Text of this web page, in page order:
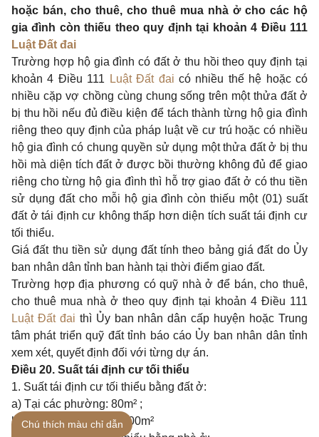
hoặc bán, cho thuê, cho thuê mua nhà ở cho các hộ
gia đình còn thiếu theo quy định tại khoản 4 Điều 111
Luật Đất đai
Trường hợp hộ gia đình có đất ở thu hồi theo quy định tại
khoản 4 Điều 111
Luật Đất đai có nhiều thế hệ hoặc có
nhiều cặp vợ chồng cùng chung sống trên một thửa đất ở
bị thu hồi nếu đủ điều kiện để tách thành từng hộ gia đình
riêng theo quy định của pháp luật về cư trú hoặc có nhiều
hộ gia đình có chung quyền sử dụng một thửa đất ở bị thu
hồi mà diện tích đất ở được bồi thường không đủ để giao
riêng cho từng hộ gia đình thì hỗ trợ giao đất ở có thu tiền
sử dụng đất cho mỗi hộ gia đình còn thiếu một (01) suất
đất ở tái định cư không thấp hơn diện tích suất tái định cư
tối thiểu.
Giá đất thu tiền sử dụng đất tính theo bảng giá đất do Ủy
ban nhân dân tỉnh ban hành tại thời điểm giao đất.
Trường hợp địa phương có quỹ nhà ở để bán, cho thuê,
cho thuê mua nhà ở theo quy định tại khoản 4 Điều 111
Luật Đất đai thì Ủy ban nhân dân cấp huyện hoặc Trung
tâm phát triển quỹ đất tỉnh báo cáo Ủy ban nhân dân tỉnh
xem xét, quyết định đối với từng dự án.
Điều 20. Suất tái định cư tối thiểu
1. Suất tái định cư tối thiểu bằng đất ở:
a) Tại các phường: 80m² ;
b) Tại các xã, thị trấn: 100m²
Chú thích màu chỉ dẫn